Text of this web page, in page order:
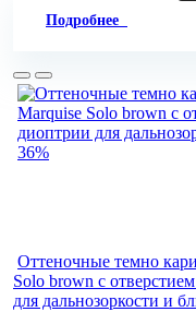
Подробнее
36%
Оттеночные темно
Solo brown с
для дальнозоркости и